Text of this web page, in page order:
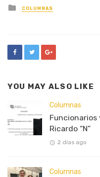
Posted
in
COLUMNAS
YOU MAY ALSO LIKE
Columnas
Ricardo “N”
2 días ago
Columnas